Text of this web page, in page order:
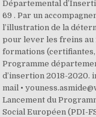
Départemental
69 . Par un
l’illustration de la
pour lever les freins au
formations
Programme
d’insertion 2018-2020.
mail •
Lancement du
Social Européen (PDI-